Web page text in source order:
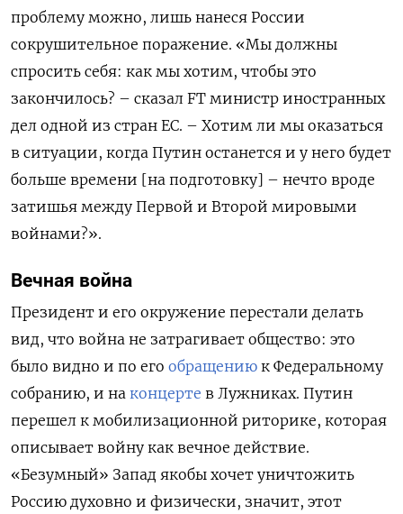
проблему можно, лишь нанеся России
сокрушительное поражение. «Мы должны
спросить себя: как мы хотим, чтобы это
закончилось? – сказал FT министр иностранных
дел одной из стран ЕС. – Хотим ли мы оказаться
в ситуации, когда Путин останется и у него будет
больше времени [на подготовку] – нечто вроде
затишья между Первой и Второй мировыми
войнами?».
Вечная война
Президент и его окружение перестали делать
вид, что война не затрагивает общество: это
было видно и по его обращению к Федеральному
собранию, и на концерте в Лужниках. Путин
перешел к мобилизационной риторике, которая
описывает войну как вечное действие.
«Безумный» Запад якобы хочет уничтожить
Россию духовно и физически, значит, этот